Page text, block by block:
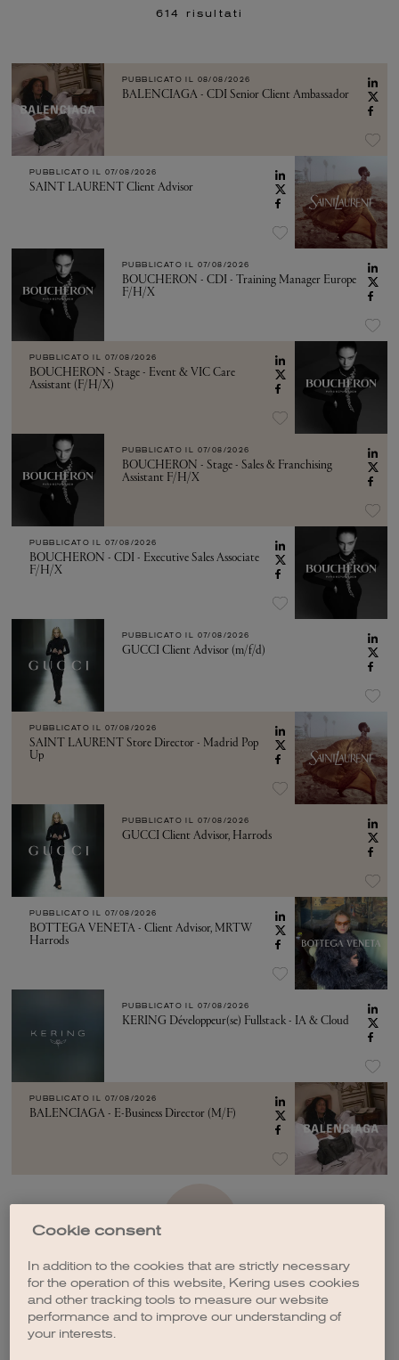
614 risultati
PUBBLICATO IL 08/08/2026
BALENCIAGA - CDI Senior Client Ambassador
PUBBLICATO IL 07/08/2026
SAINT LAURENT Client Advisor
PUBBLICATO IL 07/08/2026
BOUCHERON - CDI - Training Manager Europe
F/H/X
PUBBLICATO IL 07/08/2026
BOUCHERON - Stage - Event & VIC Care
Assistant (F/H/X)
PUBBLICATO IL 07/08/2026
BOUCHERON - Stage - Sales & Franchising
Assistant F/H/X
PUBBLICATO IL 07/08/2026
BOUCHERON - CDI - Executive Sales Associate
F/H/X
PUBBLICATO IL 07/08/2026
GUCCI Client Advisor (m/f/d)
PUBBLICATO IL 07/08/2026
SAINT LAURENT Store Director - Madrid Pop
Up
PUBBLICATO IL 07/08/2026
GUCCI Client Advisor, Harrods
PUBBLICATO IL 07/08/2026
BOTTEGA VENETA - Client Advisor, MRTW
Harrods
PUBBLICATO IL 07/08/2026
KERING Développeur(se) Fullstack - IA & Cloud
PUBBLICATO IL 07/08/2026
BALENCIAGA - E-Business Director (M/F)
Cookie consent
In addition to the cookies that are strictly necessary
for the operation of this website, Kering uses cookies
and other tracking tools to measure our website
performance and to improve our understanding of
your interests.